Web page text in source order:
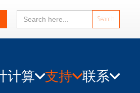
Search
for:
计算 支持 联系